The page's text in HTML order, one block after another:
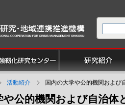
活動紹介 国内の大学や公的機関および
や公的機関および自治体